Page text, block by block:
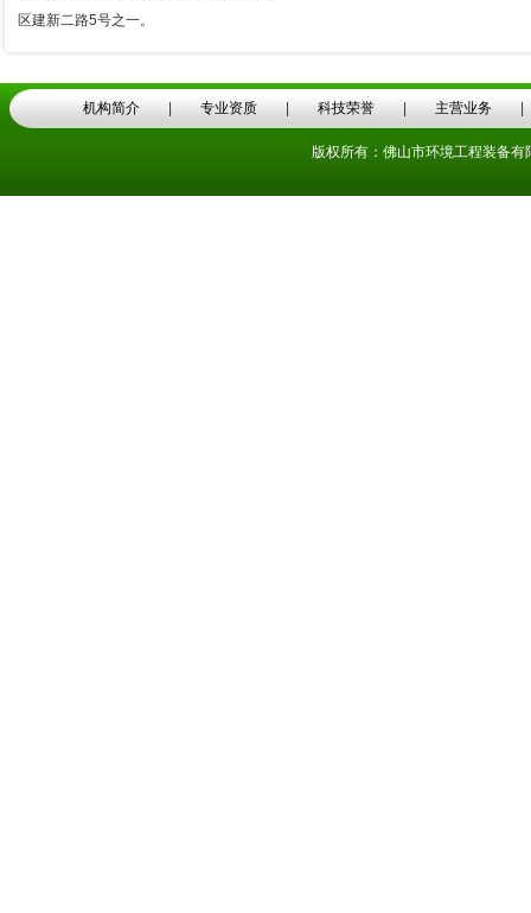
区建新二路5号之一。
机构简介 专业资质 科技荣誉 主营业务
版权所有：佛山市环境工程装备有